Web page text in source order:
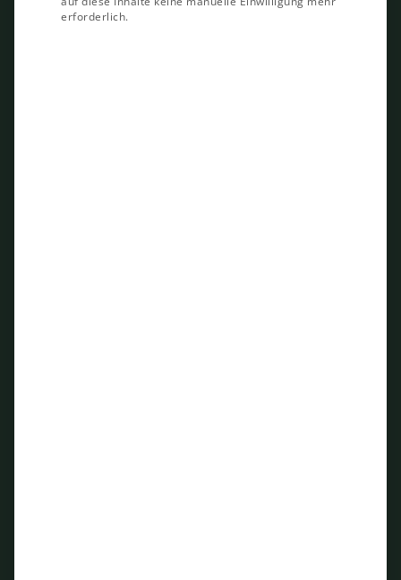
erforderlich.